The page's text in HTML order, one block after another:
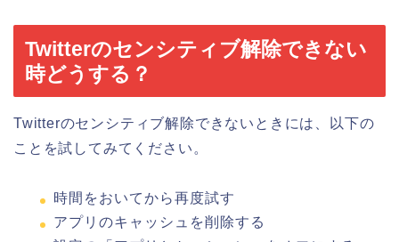
Twitterのセンシティブ解除できない
時どうする？
Twitterのセンシティブ解除できないときには、以下の
ことを試してみてください。
時間をおいてから再度試す
アプリのキャッシュを削除する